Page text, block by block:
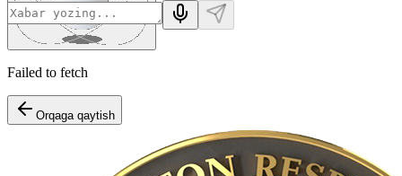
Failed to fetch
Orqaga qaytish